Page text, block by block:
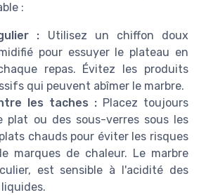
:
: Utilisez un chiffon doux
pour essuyer le plateau en
repas. Évitez les produits
qui peuvent abîmer le marbre.
les taches : Placez toujours
plat ou des sous-verres sous les
chauds pour éviter les risques
marques de chaleur. Le marbre
est sensible à l'acidité des